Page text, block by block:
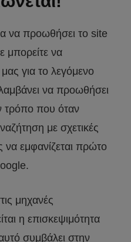
να προωθήσει το site
μπορείτε να
μας για το λεγόμενο
να προωθήσει
τρόπο που όταν
με σχετικές
να εμφανίζεται πρώτο
μηχανές
η επισκεψιμότητα
συμβάλει στην